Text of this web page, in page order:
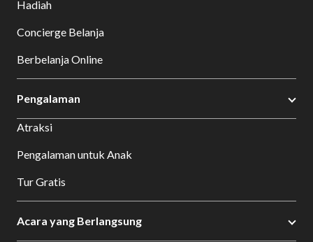
Hadiah
Concierge Belanja
Berbelanja Online
Pengalaman
Atraksi
Pengalaman untuk Anak
Tur Gratis
Acara yang Berlangsung